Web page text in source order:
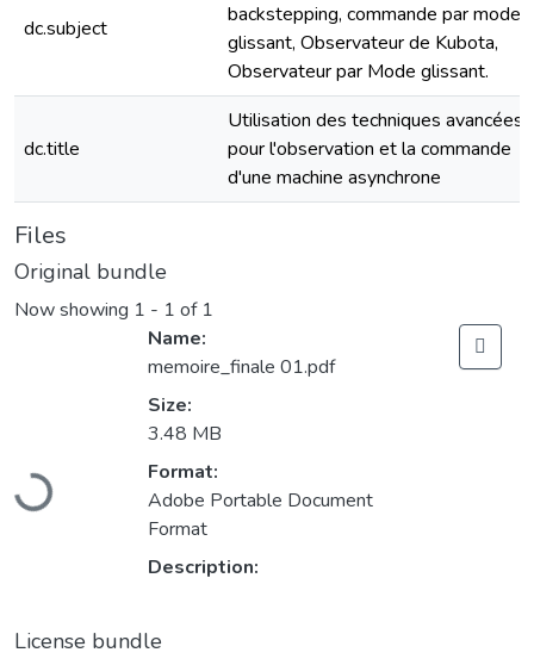
dc.subject
backstepping, commande par mode
glissant, Observateur de Kubota,
Observateur par Mode glissant.
dc.title
Utilisation des techniques avancées
pour l'observation et la commande
d'une machine asynchrone
Files
Original bundle
Now showing 1 - 1 of 1
Loading...
Name:
memoire_finale 01.pdf
Size:
3.48 MB
Format:
Adobe Portable Document
Format
Description:
License bundle